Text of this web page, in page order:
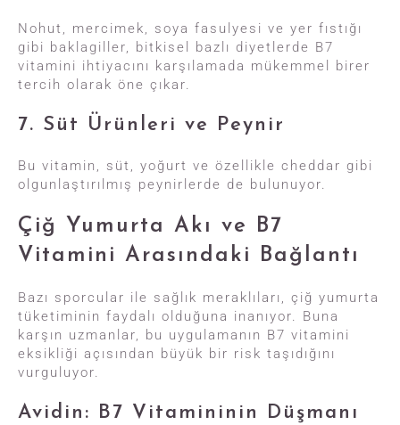
Nohut, mercimek, soya fasulyesi ve yer fıstığı
gibi baklagiller, bitkisel bazlı diyetlerde B7
vitamini ihtiyacını karşılamada mükemmel birer
tercih olarak öne çıkar.
7. Süt Ürünleri ve Peynir
Bu vitamin, süt, yoğurt ve özellikle cheddar gibi
olgunlaştırılmış peynirlerde de bulunuyor.
Çiğ Yumurta Akı ve B7
Vitamini Arasındaki Bağlantı
Bazı sporcular ile sağlık meraklıları, çiğ yumurta
tüketiminin faydalı olduğuna inanıyor. Buna
karşın uzmanlar, bu uygulamanın B7 vitamini
eksikliği açısından büyük bir risk taşıdığını
vurguluyor.
Avidin: B7 Vitamininin Düşmanı